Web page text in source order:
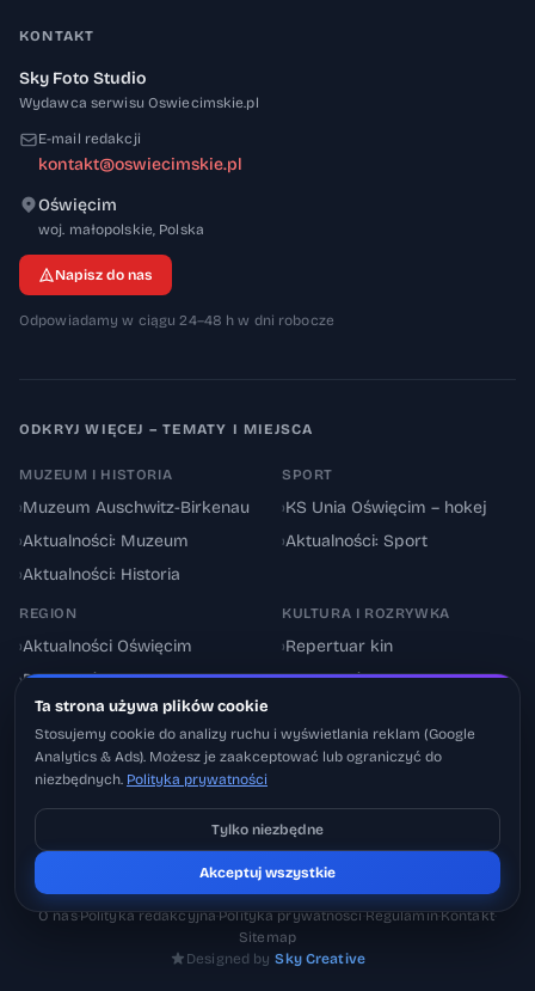
KONTAKT
Sky Foto Studio
Wydawca serwisu Oswiecimskie.pl
E-mail redakcji
kontakt@oswiecimskie.pl
Oświęcim
woj. małopolskie, 32-600
Polska
Napisz do nas
Odpowiadamy w ciągu 24–48 h w dni robocze
ODKRYJ WIĘCEJ – TEMATY I MIEJSCA
MUZEUM I HISTORIA
›Muzeum Auschwitz-Birkenau
›Aktualności: Muzeum
›Aktualności: Historia
SPORT
›KS Unia Oświęcim – hokej
›Aktualności: Sport
REGION
›Aktualności Oświęcim
›Powiat oświęcimski
Utrudnienia drogowe
KULTURA I ROZRYWKA
›Repertuar kin
›Aktualności: Kultura
© 2026 Oswiecimskie.pl – Portal informacyjny Oświęcimia i powiatu
oświęcimskiego.
O nas·Polityka redakcyjna·Polityka prywatności·Regulamin·Kontakt·
Sitemap
Designed by Sky Creative
Ta strona używa plików cookie
Stosujemy cookie do analizy ruchu i wyświetlania reklam (Google
Analytics & Ads). Możesz je zaakceptować lub ograniczyć do
niezbędnych. Polityka prywatności
Tylko niezbędne
Akceptuj wszystkie
Pobierz na iOS